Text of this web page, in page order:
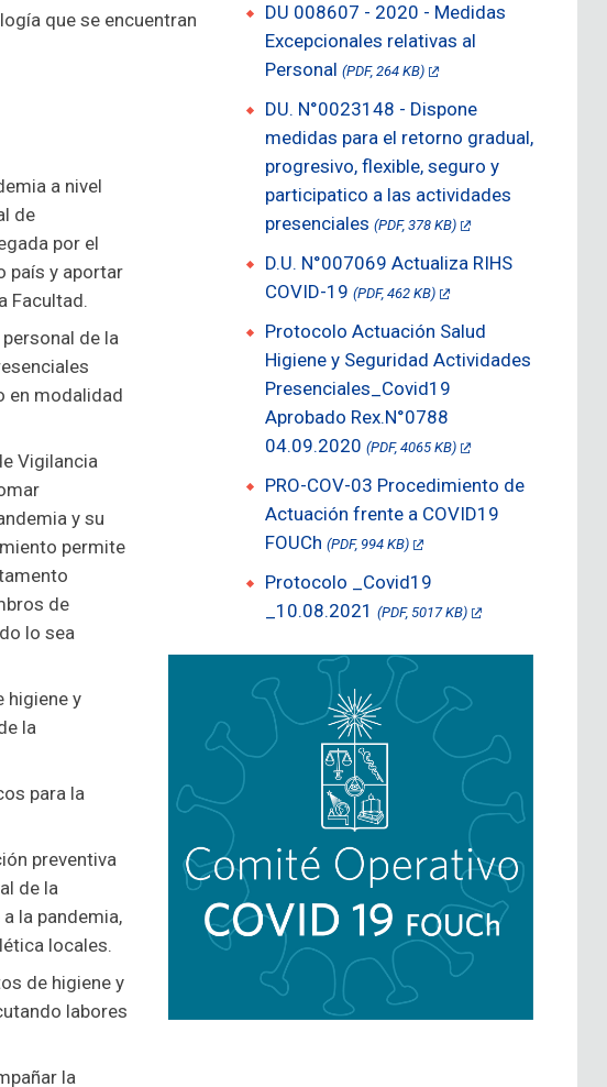
DU 008607 - 2020 - Medidas
Excepcionales relativas al
Personal (PDF, 264 KB)
DU. N°0023148 - Dispone
medidas para el retorno gradual,
progresivo, flexible, seguro y
participatico a las actividades
presenciales (PDF, 378 KB)
D.U. N°007069 Actualiza RIHS
COVID-19 (PDF, 462 KB)
Protocolo Actuación Salud
Higiene y Seguridad Actividades
Presenciales_Covid19
Aprobado Rex.N°0788
04.09.2020 (PDF, 4065 KB)
PRO-COV-03 Procedimiento de
Actuación frente a COVID19
FOUCh (PDF, 994 KB)
Protocolo _Covid19
_10.08.2021 (PDF, 5017 KB)
que se encuentran
a nivel
de
por el
país y aportar
Facultad.
de la
en modalidad
Vigilancia
y su
permite
de
lo sea
higiene y
la
para la
preventiva
de la
la pandemia,
locales.
de higiene y
labores
la